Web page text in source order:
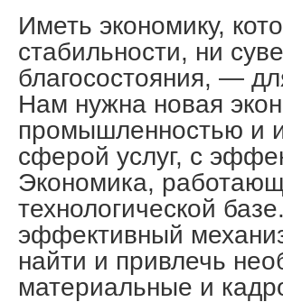
Иметь экономику,
стабильности, ни
благосостояния, —
Нам нужна новая
промышленностью и
сферой услуг, с
Экономика,
технологической
эффективный
найти и привлечь
материальные и